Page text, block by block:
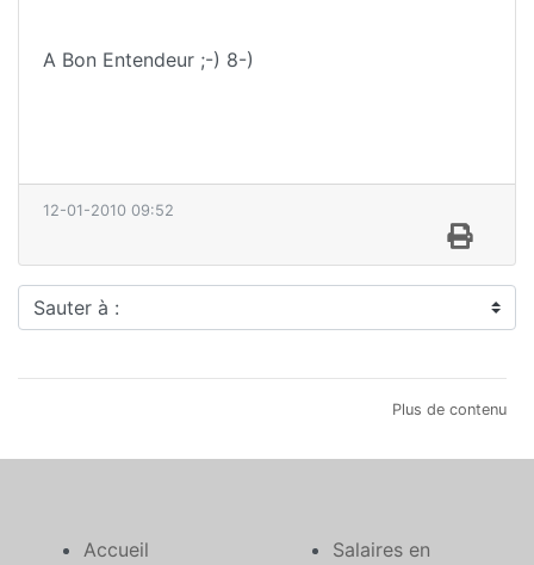
A Bon Entendeur ;-) 8-)
12-01-2010 09:52
Sauter à :
Plus de contenu
Accueil
Salaires en